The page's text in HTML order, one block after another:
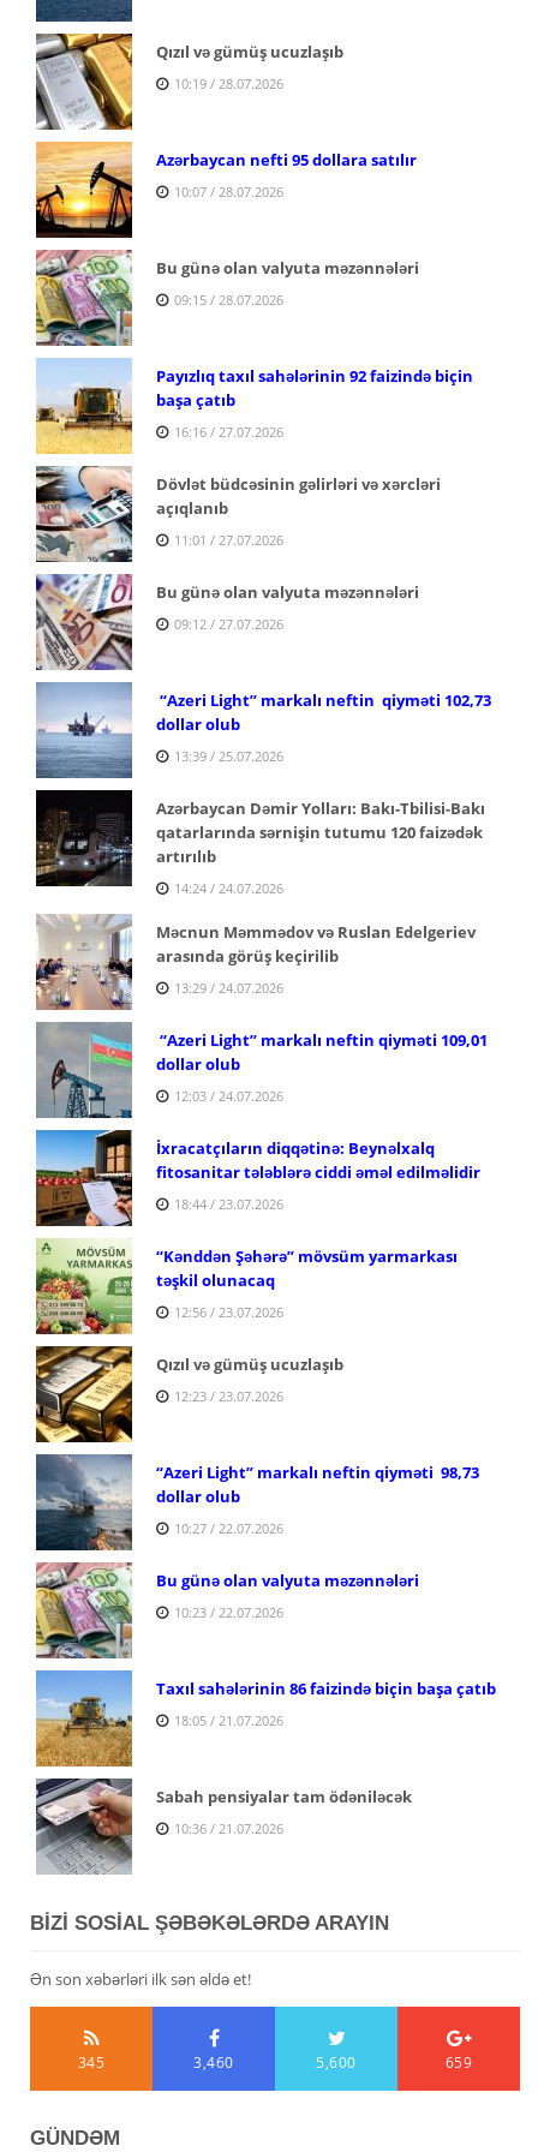
Qızıl və gümüş ucuzlaşıb
10:19 / 28.07.2026
Azərbaycan nefti 95 dollara satılır
10:07 / 28.07.2026
Bu günə olan valyuta məzənnələri
09:15 / 28.07.2026
Payızlıq taxıl sahələrinin 92 faizində biçin
başa çatıb
16:16 / 27.07.2026
Dövlət büdcəsinin gəlirləri və xərcləri
açıqlanıb
11:01 / 27.07.2026
Bu günə olan valyuta məzənnələri
09:12 / 27.07.2026
“Azeri Light” markalı neftin qiyməti 102,73
dollar olub
13:39 / 25.07.2026
Azərbaycan Dəmir Yolları: Bakı-Tbilisi-Bakı
qatarlarında sərnişin tutumu 120 faizədək
artırılıb
14:24 / 24.07.2026
Məcnun Məmmədov və Ruslan Edelgeriev
arasında görüş keçirilib
13:29 / 24.07.2026
“Azeri Light” markalı neftin qiyməti 109,01
dollar olub
12:03 / 24.07.2026
İxracatçıların diqqətinə: Beynəlxalq
fitosanitar tələblərə ciddi əməl edilməlidir
18:44 / 23.07.2026
“Kənddən Şəhərə” mövsüm yarmarkası
təşkil olunacaq
12:56 / 23.07.2026
Qızıl və gümüş ucuzlaşıb
12:23 / 23.07.2026
“Azeri Light” markalı neftin qiyməti 98,73
dollar olub
10:27 / 22.07.2026
Bu günə olan valyuta məzənnələri
10:23 / 22.07.2026
Taxıl sahələrinin 86 faizində biçin başa çatıb
18:05 / 21.07.2026
Sabah pensiyalar tam ödəniləcək
10:36 / 21.07.2026
BİZİ SOSİAL ŞƏBƏKƏLƏRDƏ ARAYIN
Ən son xəbərləri ilk sən əldə et!
345 3,460 5,600 659
GÜNDƏM